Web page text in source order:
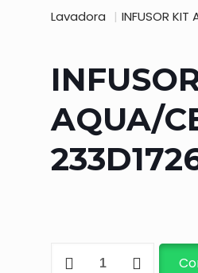
Lavadora | INFUSOR
AQUA/